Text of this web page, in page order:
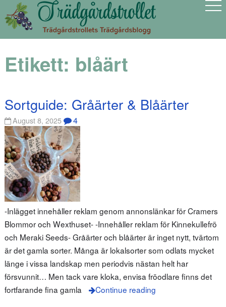
Etikett: blåärt
Sortguide: Gråärter & Blåärter
August 8, 2025 4
-Inlägget innehåller reklam genom annonslänkar för Cramers
Blommor och Wexthuset- -Innehåller reklam för Kinnekullefrö
och Meraki Seeds- Gråärter och blåärter är inget nytt, tvärtom
är det gamla sorter. Många är lokalsorter som odlats mycket
länge i vissa landskap men periodvis nästan helt har
försvunnit… Men tack vare kloka, envisa fröodlare finns det
fortfarande fina gamla
Continue reading